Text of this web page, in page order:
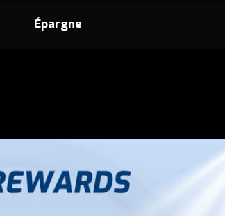
Épargne